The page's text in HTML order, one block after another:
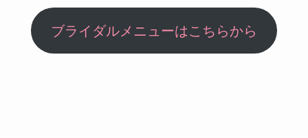
ブライダルメニューはこちらから